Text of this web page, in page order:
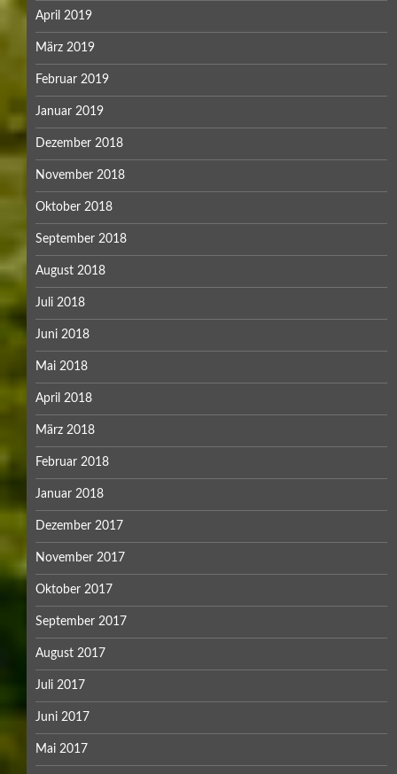
April 2019
März 2019
Februar 2019
Januar 2019
Dezember 2018
November 2018
Oktober 2018
September 2018
August 2018
Juli 2018
Juni 2018
Mai 2018
April 2018
März 2018
Februar 2018
Januar 2018
Dezember 2017
November 2017
Oktober 2017
September 2017
August 2017
Juli 2017
Juni 2017
Mai 2017